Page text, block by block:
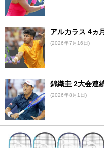
アルカラス 4ヵ
(2026年7月16日)
錦織圭 2大会連
(2026年8月1日)